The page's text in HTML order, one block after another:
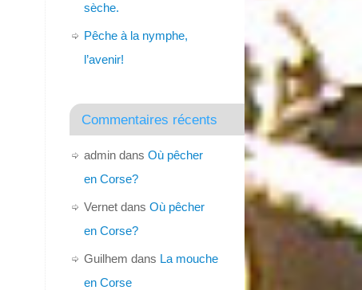
sèche.
Pêche à la nymphe,
l’avenir!
Commentaires récents
admin dans Où pêcher
en Corse?
Vernet dans Où pêcher
en Corse?
Guilhem dans La mouche
en Corse